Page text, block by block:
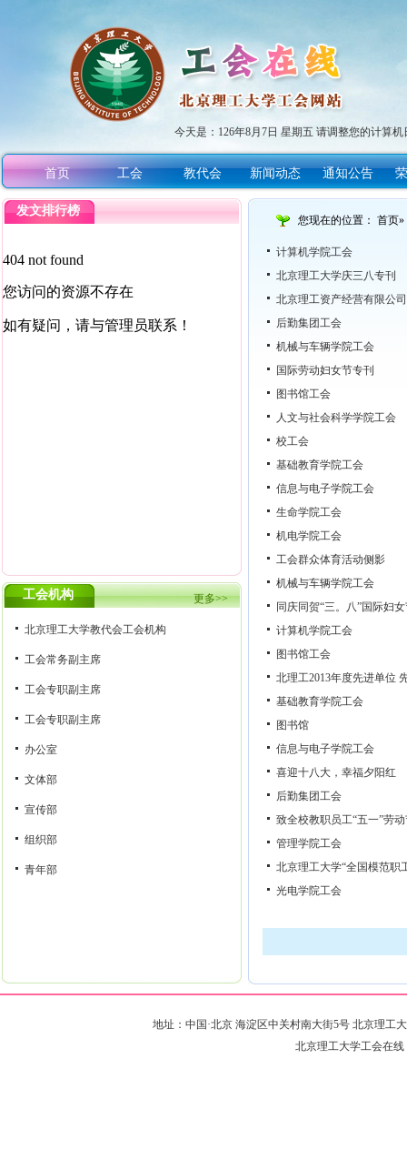
今天是： 126年8月7日 星期五 请调整您的计算机
首页 工会 教代会 新闻动态 通知公告
发文排行榜
更多>>
工会机构
北京理工大学教代会工会机构
工会常务副主席
工会专职副主席
工会专职副主席
办公室
文体部
宣传部
组织部
青年部
您现在的位置： 首页»
计算机学院工会
北京理工大学庆三八专刊
北京理工资产经营有限公司
后勤集团工会
机械与车辆学院工会
国际劳动妇女节专刊
图书馆工会
人文与社会科学学院工会
校工会
基础教育学院工会
信息与电子学院工会
生命学院工会
机电学院工会
工会群众体育活动侧影
机械与车辆学院工会
同庆同贺“三。八”国际妇
计算机学院工会
图书馆工会
北理工2013年度先进单位
基础教育学院工会
图书馆
信息与电子学院工会
喜迎十八大，幸福夕阳红
后勤集团工会
致全校教职员工“五一”劳
管理学院工会
北京理工大学“全国模范职
光电学院工会
地址：中国·北京 海淀区中关村南大街5号 北京理工大
北京理工大学工会在线